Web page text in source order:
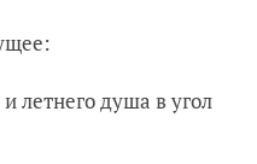
летнего душа в угол